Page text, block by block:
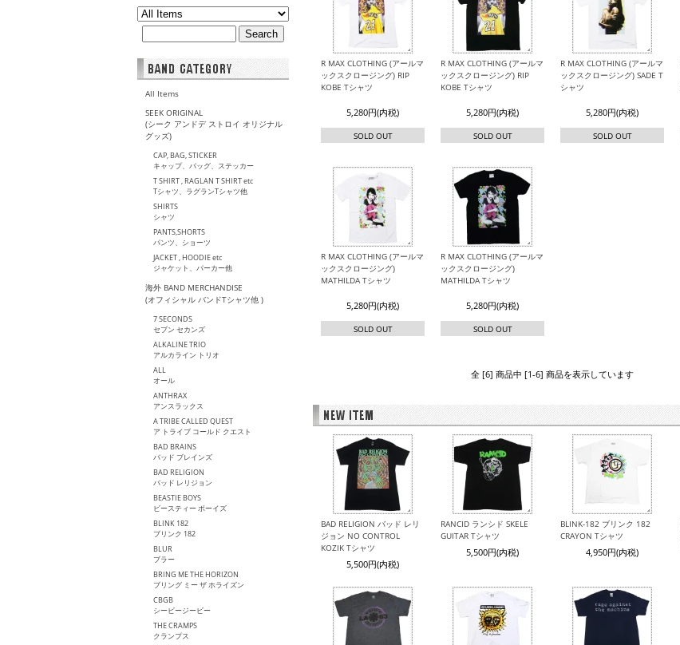
All Items
SEEK ORIGINAL
(シーク アンドデ ストロイ オリジナル
グッズ)
CAP, BAG, STICKER
キャップ、バッグ、ステッカー
T SHIRT , RAGLAN T SHIRT etc
Tシャツ、ラグランTシャツ他
SHIRTS
シャツ
PANTS,SHORTS
パンツ、ショーツ
JACKET , HOODIE etc
ジャケット、パーカー他
海外 BAND MERCHANDISE
(オフィシャル バンドTシャツ他 )
7 SECONDS
セブン セカンズ
ALKALINE TRIO
アルカライン トリオ
ALL
オール
ANTHRAX
アンスラックス
A TRIBE CALLED QUEST
ア トライブ コールド クエスト
BAD BRAINS
バッド ブレインズ
BAD RELIGION
バッド レリジョン
BEASTIE BOYS
ビースティー ボーイズ
BLINK 182
ブリンク 182
BLUR
ブラー
BRING ME THE HORIZON
ブリング ミー ザ ホライズン
CBGB
シービージービー
THE CRAMPS
クランプス
R MAX CLOTHING (アールマ
ックスクロージング) RIP
KOBE Tシャツ
5,280円(内税)
SOLD OUT
R MAX CLOTHING (アールマ
ックスクロージング) RIP
KOBE Tシャツ
5,280円(内税)
SOLD OUT
R MAX CLOTHING (アールマ
ックスクロージング) SADE T
シャツ
5,280円(内税)
SOLD OUT
R MAX CLOTHING (アールマ
ックスクロージング)
MATHILDA Tシャツ
5,280円(内税)
SOLD OUT
R MAX CLOTHING (アールマ
ックスクロージング)
MATHILDA Tシャツ
5,280円(内税)
SOLD OUT
全 [6] 商品中 [1-6] 商品を表示しています
BAD RELIGION バッド レリ
ジョン NO CONTROL
KOZIK Tシャツ
5,500円(内税)
RANCID ランシド SKELE
GUITAR Tシャツ
5,500円(内税)
BLINK-182 ブリンク 182
CRAYON Tシャツ
4,950円(内税)